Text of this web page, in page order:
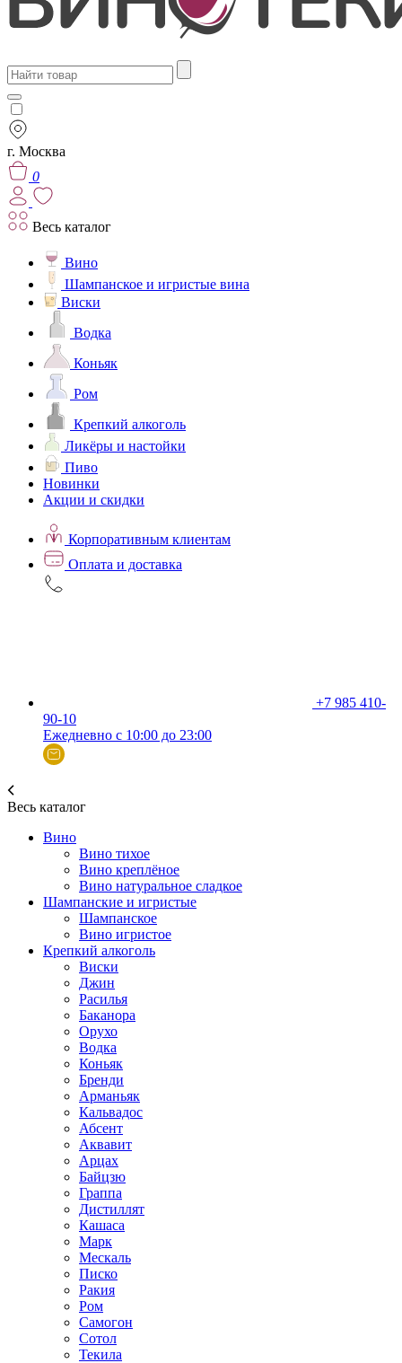
г. Москва
0
Весь каталог
Вино
Шампанское и игристые вина
Виски
Водка
Коньяк
Ром
Крепкий алкоголь
Ликёры и настойки
Пиво
Новинки
Акции и скидки
Корпоративным клиентам
Оплата и доставка
+7 985 410-
90-10
Ежедневно с 10:00 до 23:00
Весь каталог
Вино
Вино тихое
Вино креплёное
Вино натуральное сладкое
Шампанские и игристые
Шампанское
Вино игристое
Крепкий алкоголь
Виски
Джин
Расилья
Баканора
Орухо
Водка
Коньяк
Бренди
Арманьяк
Кальвадос
Абсент
Аквавит
Арцах
Байцзю
Граппа
Дистиллят
Кашаса
Марк
Мескаль
Писко
Ракия
Ром
Самогон
Сотол
Текила